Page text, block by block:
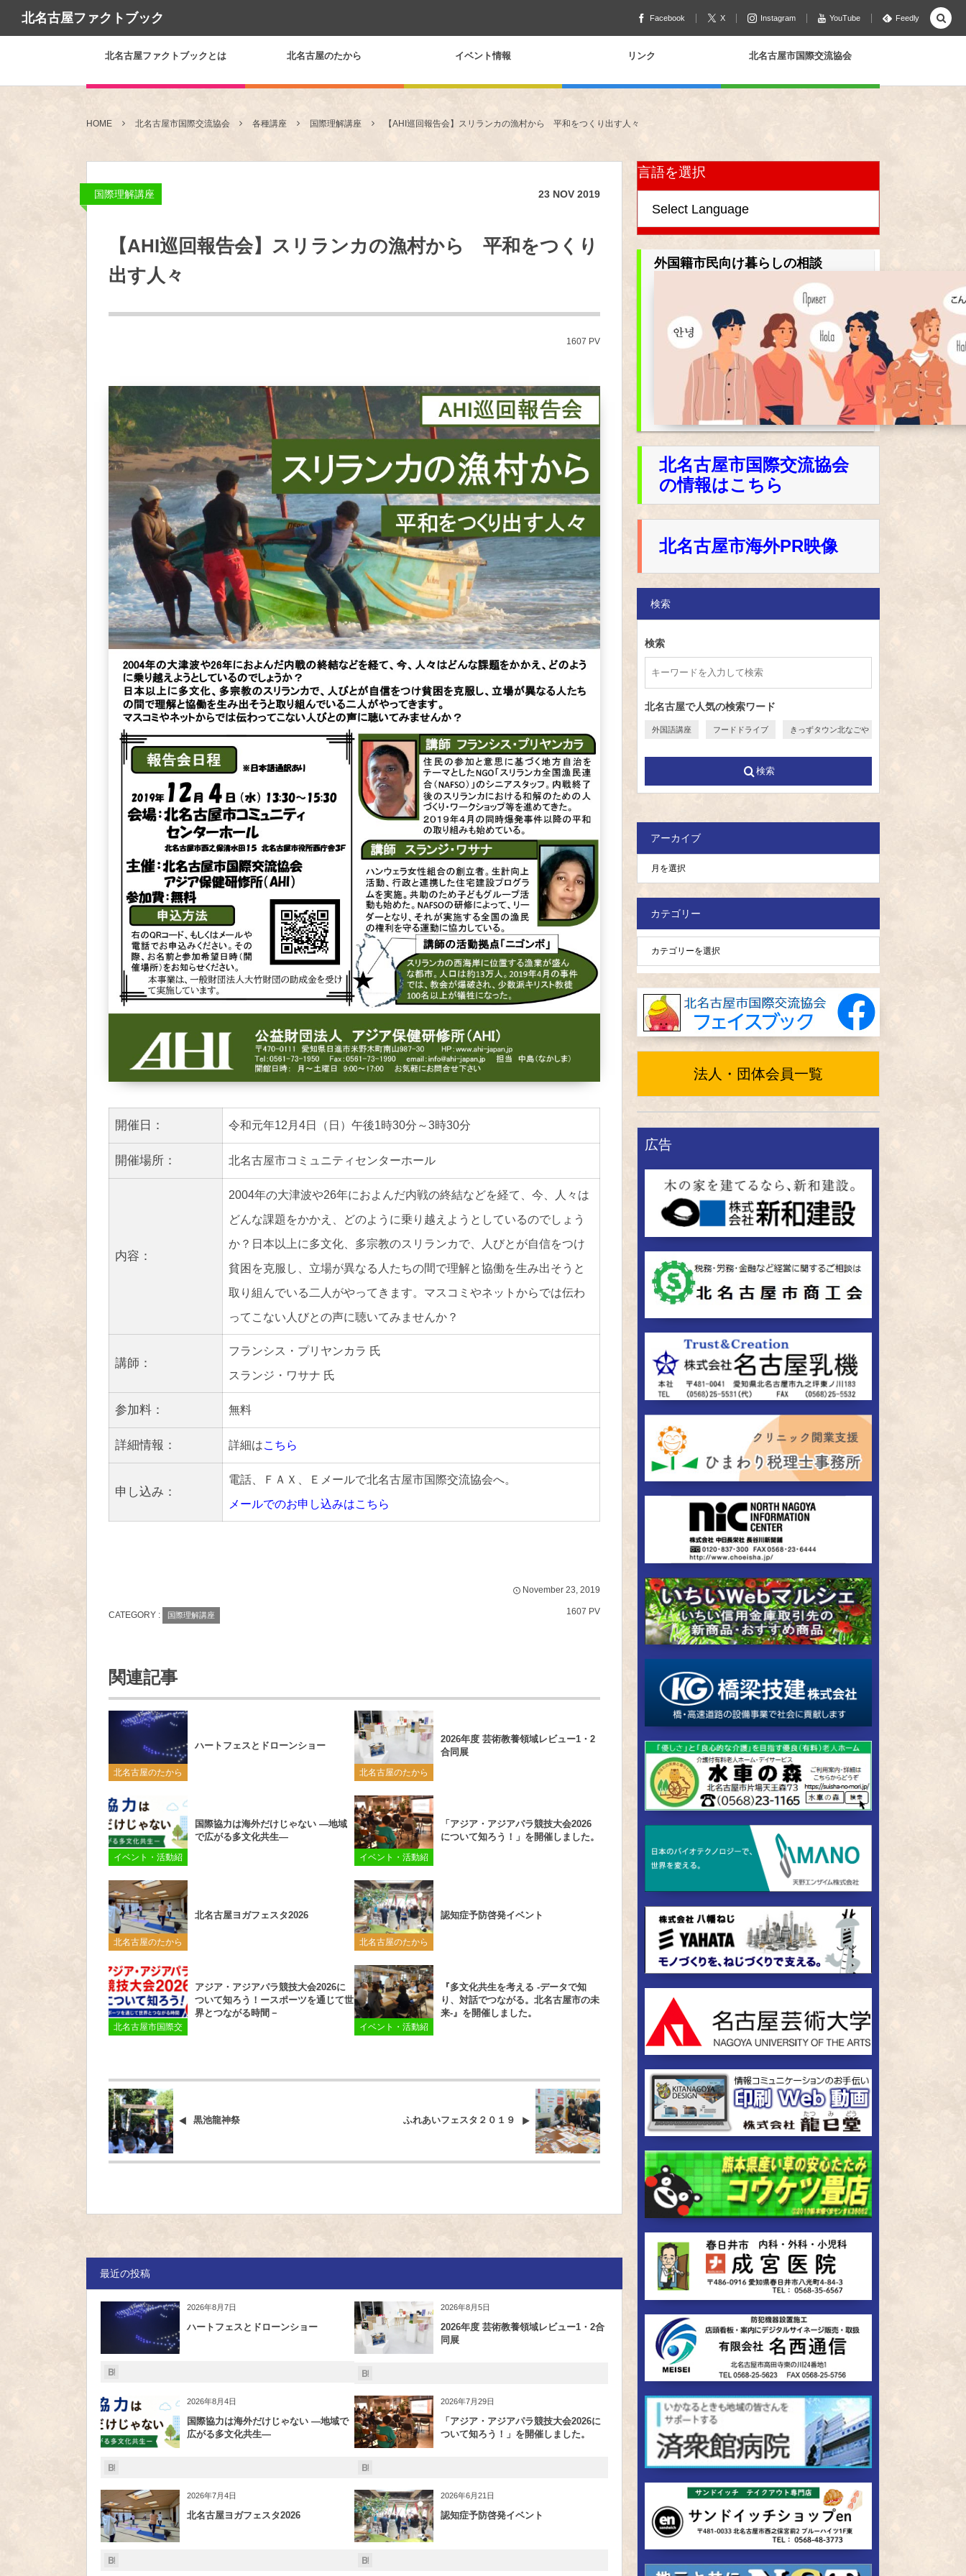
北名古屋ファクトブック Facebook X Instagram YouTube Feedly
北名古屋ファクトブックとは 北名古屋のたから イベント情報 リンク 北名古屋市国際交流協会
HOME 北名古屋市国際交流協会 各種講座 国際理解講座 【AHI巡回報告会】スリランカの漁村から 平和をつくり出す人々
国際理解講座 23 NOV 2019
【AHI巡回報告会】スリランカの漁村から 平和をつくり
出す人々
1607 PV
開催日： 令和元年12月4日（日）午後1時30分～3時30分
開催場所： 北名古屋市コミュニティセンターホール
内容：
2004年の大津波や26年におよんだ内戦の終結などを経て、今、人々は
どんな課題をかかえ、どのように乗り越えようとしているのでしょう
か？日本以上に多文化、多宗教のスリランカで、人びとが自信をつけ
貧困を克服し、立場が異なる人たちの間で理解と協働を生み出そうと
取り組んでいる二人がやってきます。マスコミやネットからでは伝わ
ってこない人びとの声に聴いてみませんか？
講師：
フランシス・プリヤンカラ 氏
スランジ・ワサナ 氏
参加料： 無料
詳細情報： 詳細はこちら
申し込み：
電話、ＦＡＸ、Ｅメールで北名古屋市国際交流協会へ。
メールでのお申し込みはこちら
November 23, 2019
1607 PV
CATEGORY : 国際理解講座
関連記事
北名古屋のたから
ハートフェスとドローンショー
北名古屋のたから
2026年度 芸術教養領域レビュー1・2
合同展
イベント・活動紹
国際協力は海外だけじゃない ―地域
で広がる多文化共生―
イベント・活動紹
「アジア・アジアパラ競技大会2026
について知ろう！」を開催しました。
北名古屋のたから
北名古屋ヨガフェスタ2026
北名古屋のたから
認知症予防啓発イベント
北名古屋市国際交
アジア・アジアパラ競技大会2026に
ついて知ろう！ースポーツを通じて世
界とつながる時間－
イベント・活動紹
『多文化共生を考える -データで知
り、対話でつながる。北名古屋市の未
来-』を開催しました。
黒池龍神祭 ふれあいフェスタ２０１９
最近の投稿
2026年8月7日
ハートフェスとドローンショー
2026年8月5日
2026年度 芸術教養領域レビュー1・2合
同展
2026年8月4日
国際協力は海外だけじゃない ―地域で
広がる多文化共生―
2026年7月29日
「アジア・アジアパラ競技大会2026に
ついて知ろう！」を開催しました。
2026年7月4日
北名古屋ヨガフェスタ2026
2026年6月21日
認知症予防啓発イベント
言語を選択
外国籍市民向け暮らしの相談
北名古屋市国際交流協会
の情報はこちら
北名古屋市海外PR映像
検索
検索
北名古屋で人気の検索ワード
外国語講座 フードドライブ きっずタウン北なごや
検索
アーカイブ
カテゴリー
法人・団体会員一覧
広告